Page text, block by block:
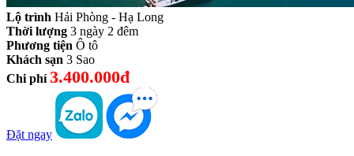
Lộ trình Hải Phòng - Hạ Long
Thời lượng 3 ngày 2 đêm
Phương tiện Ô tô
Khách sạn 3 Sao
Chi phí 3.400.000đ
Đặt ngay